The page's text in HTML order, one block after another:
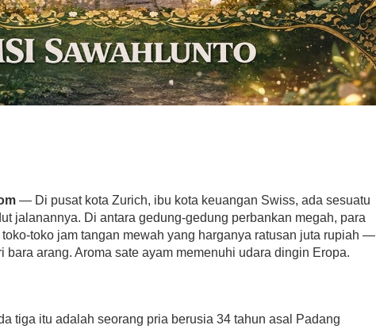
— Di pusat kota Zurich, ibu kota keuangan Swiss, ada sesuatu
jalanannya. Di antara gedung-gedung perbankan megah, para
toko jam tangan mewah yang harganya ratusan juta rupiah —
bara arang. Aroma sate ayam memenuhi udara dingin Eropa.
tiga itu adalah seorang pria berusia 34 tahun asal Padang